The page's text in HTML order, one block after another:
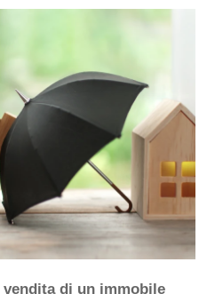
vendita di un immobile